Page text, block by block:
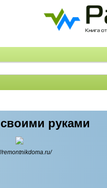
руками
remontnikdoma.ru/